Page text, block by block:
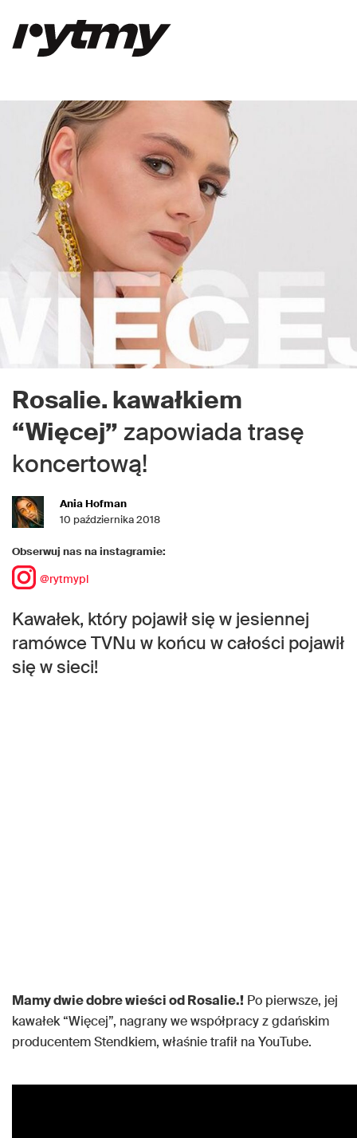
Rosalie. kawałkiem
“Więcej” zapowiada trasę
koncertową!
Ania Hofman
10 października 2018
Obserwuj nas na instagramie:
@rytmypl
Kawałek, który pojawił się w jesiennej
ramówce TVNu w końcu w całości pojawił
się w sieci!
Mamy dwie dobre wieści od Rosalie.! Po pierwsze, jej
kawałek “Więcej”, nagrany we współpracy z gdańskim
producentem Stendkiem, właśnie trafił na YouTube.